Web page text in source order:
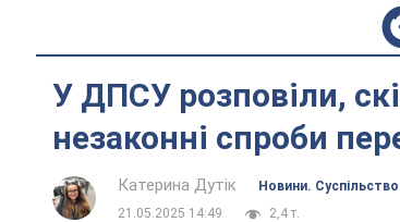
У ДПСУ розповіли,
незаконні спроби
Катерина Дутік
Новини. Суспільство
21.05.2025 14:49
2,4 т.